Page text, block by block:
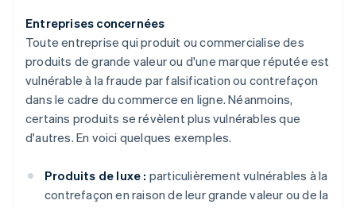
Entreprises concernées
Toute entreprise qui produit ou commercialise des
produits de grande valeur ou d'une marque réputée est
vulnérable à la fraude par falsification ou contrefaçon
dans le cadre du commerce en ligne. Néanmoins,
certains produits se révèlent plus vulnérables que
d'autres. En voici quelques exemples.
Produits de luxe : particulièrement vulnérables à la
contrefaçon en raison de leur grande valeur ou de la